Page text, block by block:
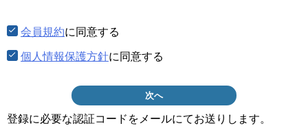
会員規約に同意する
個人情報保護方針に同意する
次へ
登録に必要な認証コードをメールにてお送りします。